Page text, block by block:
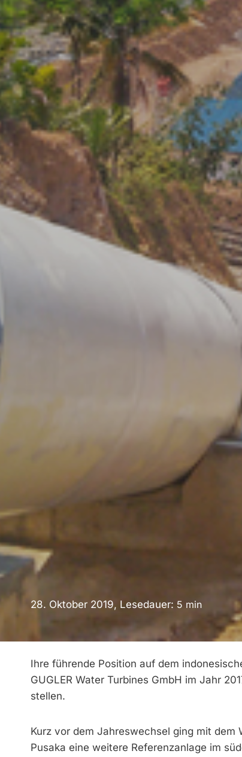
28. Oktober 2019, Lesedauer: 5 min
Ihre führende Position auf dem
GUGLER Water Turbines GmbH im Jahr
stellen.
Kurz vor dem Jahreswechsel ging mit dem
Pusaka eine weitere Referenz­anlage im